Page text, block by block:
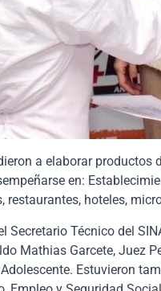
a elaborar
en:
hoteles,
Técnico del
Mathias Garcete, Juez
Estuvieron